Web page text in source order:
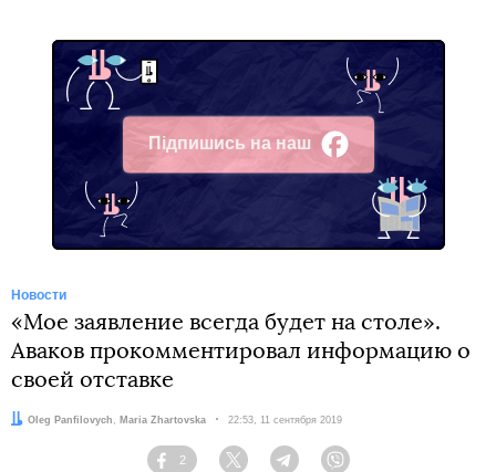
Підпишись на наш
Facebook
Новости
«Мое заявление всегда будет на столе».
Аваков прокомментировал информацию о
своей отставке
Авторы:
Oleg Panfilovych Maria Zhartovska Дата:
22:53, 11 сентября 2019
Facebook
2
Twitter TelegramViber